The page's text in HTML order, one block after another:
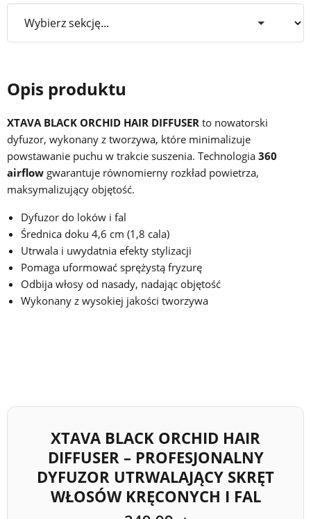
Opis produktu
XTAVA BLACK ORCHID HAIR DIFFUSER to nowatorski
dyfuzor, wykonany z tworzywa, które minimalizuje
powstawanie puchu w trakcie suszenia. Technologia 360
airflow gwarantuje równomierny rozkład powietrza,
maksymalizujący objętość.
Dyfuzor do loków i fal
Średnica doku 4,6 cm (1,8 cala)
Utrwala i uwydatnia efekty stylizacji
Pomaga uformować sprężystą fryzurę
Odbija włosy od nasady, nadając objętość
Wykonany z wysokiej jakości tworzywa
XTAVA BLACK ORCHID HAIR
DIFFUSER – PROFESJONALNY
DYFUZOR UTRWALAJĄCY SKRĘT
WŁOSÓW KRĘCONYCH I FAL